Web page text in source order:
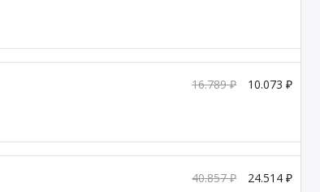
16.789 ₽ 10.073 ₽
40.857 ₽ 24.514 ₽